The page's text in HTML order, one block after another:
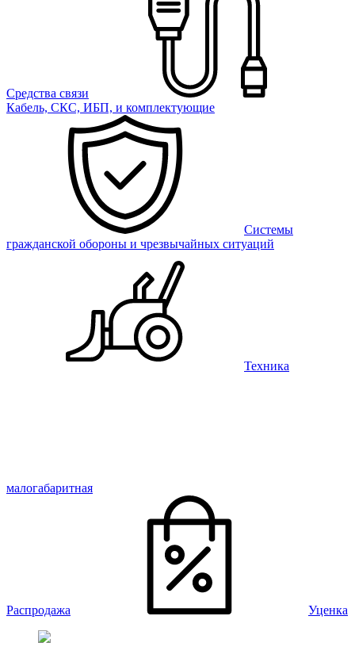
Средства связи
Кабель, СКС, ИБП, и комплектующие
Системы
гражданской обороны и чрезвычайных ситуаций
Техника
малогабаритная
Распродажа Уценка